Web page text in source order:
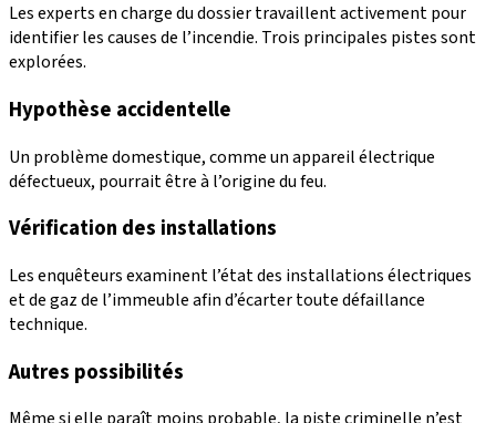
Les experts en charge du dossier travaillent activement pour
identifier les causes de l’incendie. Trois principales pistes sont
explorées.
Hypothèse accidentelle
Un problème domestique, comme un appareil électrique
défectueux, pourrait être à l’origine du feu.
Vérification des installations
Les enquêteurs examinent l’état des installations électriques
et de gaz de l’immeuble afin d’écarter toute défaillance
technique.
Autres possibilités